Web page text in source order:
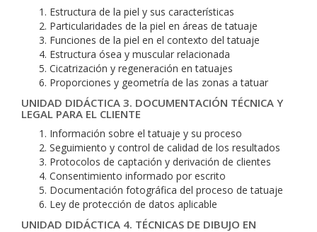
Estructura de la piel y sus características
Particularidades de la piel en áreas de tatuaje
Funciones de la piel en el contexto del tatuaje
Estructura ósea y muscular relacionada
Cicatrización y regeneración en tatuajes
Proporciones y geometría de las zonas a tatuar
UNIDAD DIDÁCTICA 3. DOCUMENTACIÓN TÉCNICA Y
LEGAL PARA EL CLIENTE
Información sobre el tatuaje y su proceso
Seguimiento y control de calidad de los resultados
Protocolos de captación y derivación de clientes
Consentimiento informado por escrito
Documentación fotográfica del proceso de tatuaje
Ley de protección de datos aplicable
UNIDAD DIDÁCTICA 4. TÉCNICAS DE DIBUJO EN